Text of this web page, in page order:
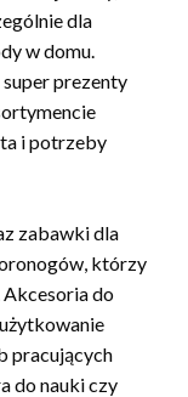
dla
w domu.
prezenty
i potrzeby
zabawki dla
którzy
Akcesoria do
pracujących
do nauki czy